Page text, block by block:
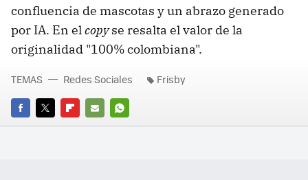
confluencia de mascotas y un abrazo generado
por IA. En elcopyse resalta el valor de la
originalidad "100% colombiana".
FACEBOOK
TWITTERFLIPBOARD
E-
WHATSAPP
TEMAS Redes Sociales Frisby